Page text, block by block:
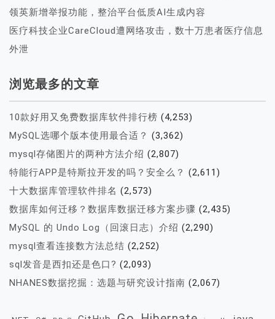
领英新增举报功能，整治平台低质AI生成内容
医疗科技企业CareCloud遭网络攻击，数十万患者医疗信息
外泄
浏览最多的文章
10款好用又免费数据库软件排行榜 (4,253)
MySQL选哪个版本使用最合适？ (3,362)
mysql存储图片的两种方法介绍 (2,807)
特能行APP是特斯拉开发的吗？安全么？ (2,611)
十大数据库管理软件排名 (2,573)
数据库如何迁移？数据库数据迁移方案步骤 (2,435)
MySQL 的 Undo Log（回滚日志）介绍 (2,290)
mysql查看连接数方法总结 (2,252)
sql发音是西扣还是色口? (2,093)
NHANES数据挖掘：选题与研究设计指南 (2,067)